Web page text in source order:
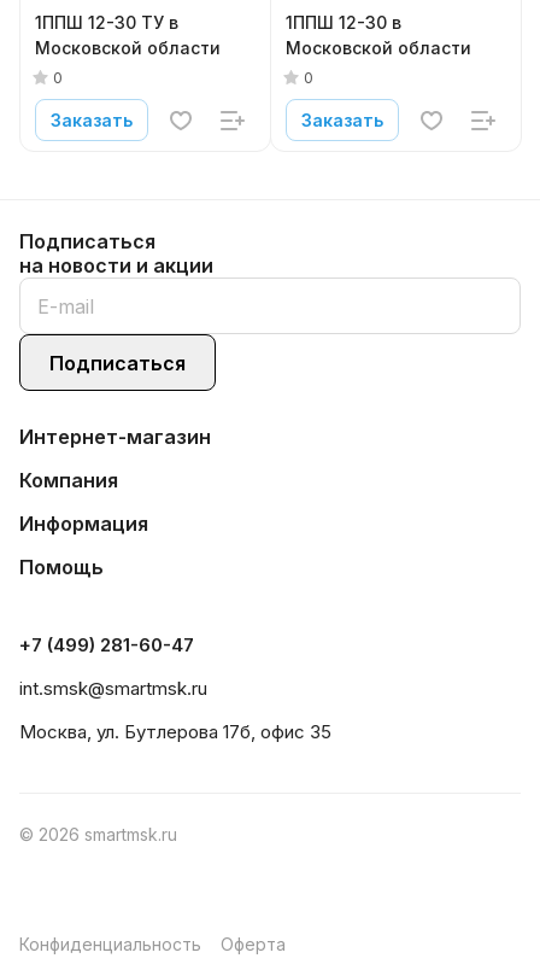
1ППШ 12-30 ТУ в
Московской области
0
Заказать
1ППШ 12-30 в
Московской области
0
Заказать
Подписаться
на новости и акции
Подписаться
Интернет-магазин
Компания
Информация
Помощь
+7 (499) 281-60-47
int.smsk@smartmsk.ru
Москва, ул. Бутлерова 17б, офис 35
© 2026 smartmsk.ru
Конфиденциальность Оферта